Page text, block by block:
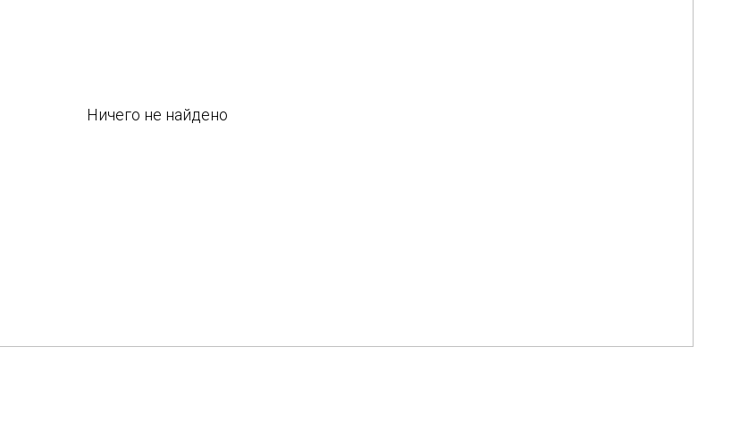
Ничего не найдено